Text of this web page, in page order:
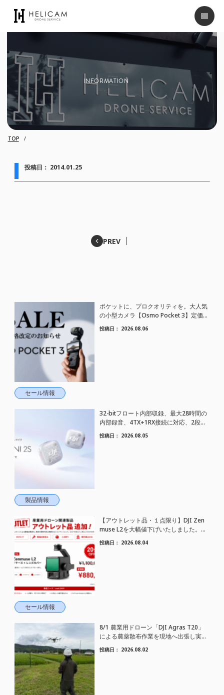
INFORMATION
TOP
投稿日： 2014.01.25
PREV
セール情報
ポケットに、プロクオリティを。大人気
の小型カメラ【Osmo Pocket 3】定価が
さらにお値下げされました！
投稿日： 2026.08.06
製品情報
32-bitフロート内部収録、最大28時間の
内部録音、4TX+1RX接続に対応、2段階
AIノイズキャンセリング搭載｜コンパク
トワイヤレスマイク DJI Mic Mini 2S 登場
投稿日： 2026.08.05
セール情報
【アウトレット品・１点限り】DJI Zen
muse L2を大幅値下げいたしました。｜
HELICAM STORE
投稿日： 2026.08.04
8/1 農業用ドローン「DJI Agras T20」
による農薬散布作業を現地へ出張し実施
しました
投稿日： 2026.08.02